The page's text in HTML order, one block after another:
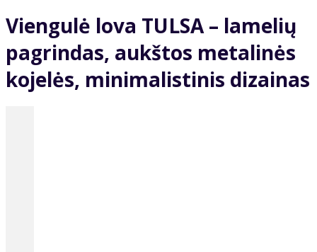
Viengulė lova TULSA – lamelių
pagrindas, aukštos metalinės
kojelės, minimalistinis dizainas